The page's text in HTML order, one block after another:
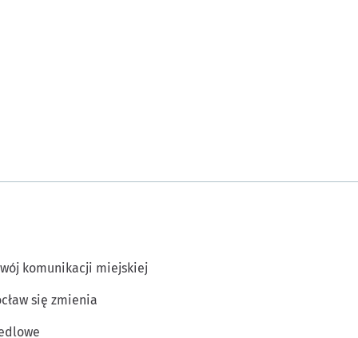
komunikacji miejskiej
się zmienia